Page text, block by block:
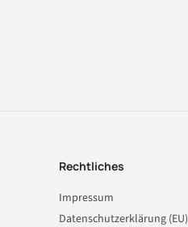
Rechtliches
Impressum
Datenschutzerklärung (EU)